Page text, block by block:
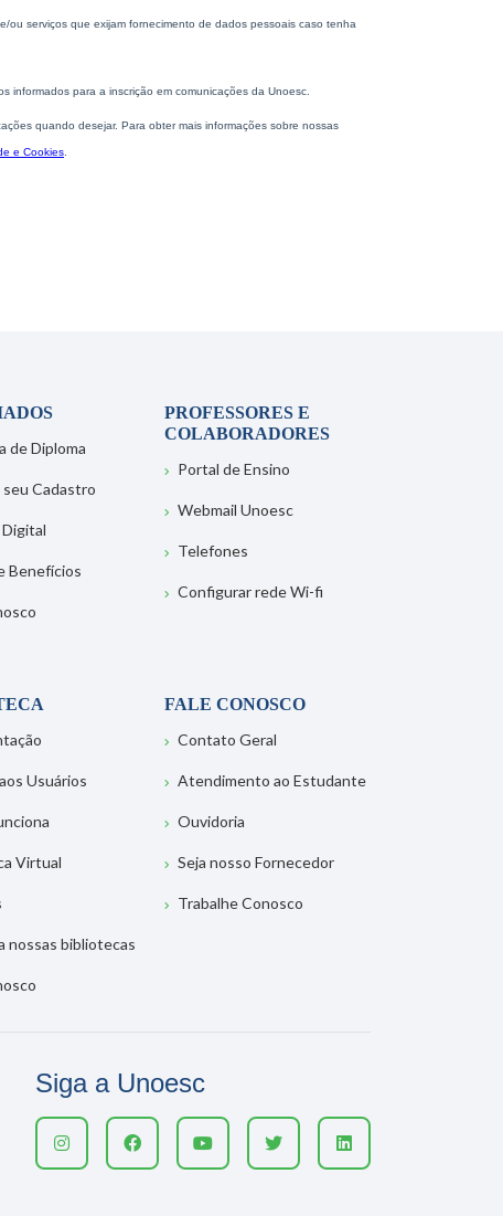
de Diploma
Cadastro
Benefícios
PROFESSORES E
COLABORADORES
Portal de Ensino
Webmail Unoesc
Telefones
Configurar rede Wi-fi
Usuários
Virtual
nossas bibliotecas
FALE CONOSCO
Contato Geral
Atendimento ao Estudante
Ouvidoria
Seja nosso Fornecedor
Trabalhe Conosco
Siga a Unoesc